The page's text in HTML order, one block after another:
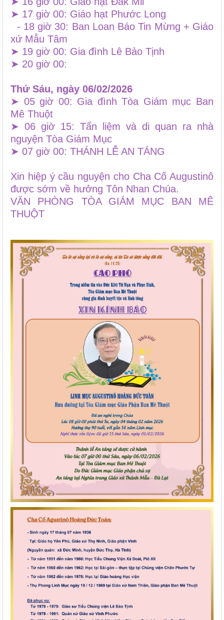
➤ 17 giờ 00: Giáo hạt Phước Long
- 18 giờ 30: Ban Loan Báo Tin Mừng + Giáo
xứ Mẫu Tâm
➤ 19 giờ 00: Gia đình Lê Bảo Tịnh
➤ 20 giờ 00:
Thứ Sáu, ngày 06/02/2026
➤ 05 giờ 00: Gia đình Tòa Giám mục Ban
Mê Thuột
➤ 06 giờ 15: Tẩn liệm và di quan ra nhà
nguyện Tòa Giám Mục
➤ 07 giờ 00: THÁNH LỄ AN TÁNG
Xin hiệp ý cầu nguyện cho Cha Cố Augustinô
được sớm về hưởng Tôn Nhan Chúa.
VĂN PHÒNG TÒA GIÁM MỤC BAN MÊ
THUỘT